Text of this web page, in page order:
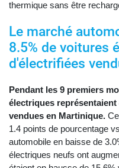
thermique sans être
Le marché
8.5% de voitures
d'électrifiées
Pendant les 9 premiers
électriques
vendues en Martinique.
1.4 points de pourcentage
automobile en baisse de
électriques neufs ont